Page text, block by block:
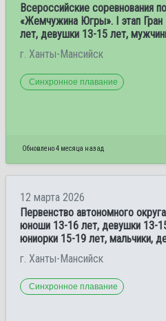
Всероссийские соревнования по
«Жемчужина Югры». I этап
лет, девушки 13-15 лет,
г. Ханты-Мансийск
Синхронное плавание
Обновлено 4 месяца назад
12 марта 2026
Первенство автономного
юноши 13-16 лет, девушки 13-
юниорки 15-19 лет, мальчики,
г. Ханты-Мансийск
Синхронное плавание